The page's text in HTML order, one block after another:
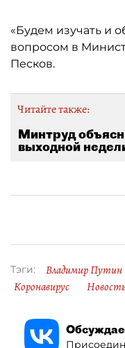
«Будем изучать и
вопросом в
Песков.
Читайте также:
Минтруд
выходной
Тэги: Владимир Путин
Коронавирус